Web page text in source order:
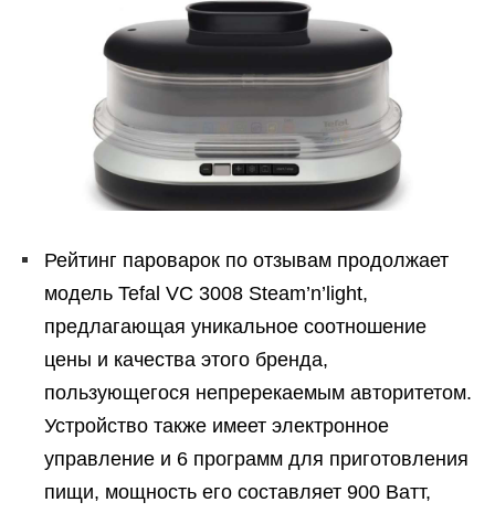
Рейтинг пароварок по отзывам продолжает
модель Tefal VC 3008 Steam’n’light,
предлагающая уникальное соотношение
цены и качества этого бренда,
пользующегося непререкаемым авторитетом.
Устройство также имеет электронное
управление и 6 программ для приготовления
пищи, мощность его составляет 900 Ватт,